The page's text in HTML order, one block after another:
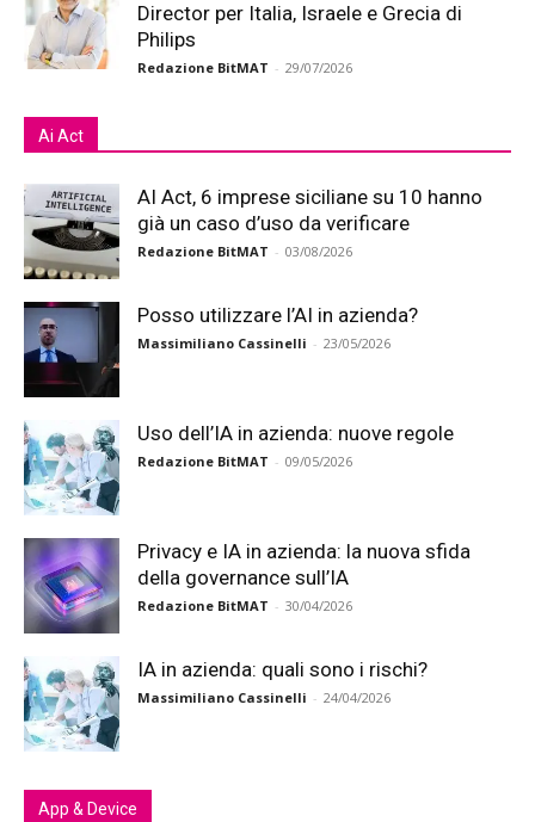
Director per Italia, Israele e Grecia di
Philips
Redazione BitMAT - 29/07/2026
Ai Act
AI Act, 6 imprese siciliane su 10 hanno
già un caso d’uso da verificare
Redazione BitMAT - 03/08/2026
Posso utilizzare l’AI in azienda?
Massimiliano Cassinelli - 23/05/2026
Uso dell’IA in azienda: nuove regole
Redazione BitMAT - 09/05/2026
Privacy e IA in azienda: la nuova sfida
della governance sull’IA
Redazione BitMAT - 30/04/2026
IA in azienda: quali sono i rischi?
Massimiliano Cassinelli - 24/04/2026
App & Device